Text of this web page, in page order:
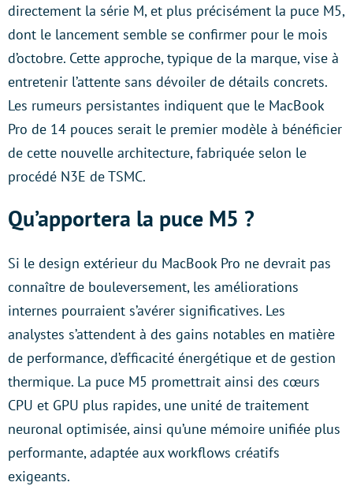
directement la série M, et plus précisément la puce M5,
dont le lancement semble se confirmer pour le mois
d’octobre. Cette approche, typique de la marque, vise à
entretenir l’attente sans dévoiler de détails concrets.
Les rumeurs persistantes indiquent que le MacBook
Pro de 14 pouces serait le premier modèle à bénéficier
de cette nouvelle architecture, fabriquée selon le
procédé N3E de TSMC.
Qu’apportera la puce M5 ?
Si le design extérieur du MacBook Pro ne devrait pas
connaître de bouleversement, les améliorations
internes pourraient s’avérer significatives. Les
analystes s’attendent à des gains notables en matière
de performance, d’efficacité énergétique et de gestion
thermique. La puce M5 promettrait ainsi des cœurs
CPU et GPU plus rapides, une unité de traitement
neuronal optimisée, ainsi qu’une mémoire unifiée plus
performante, adaptée aux workflows créatifs
exigeants.